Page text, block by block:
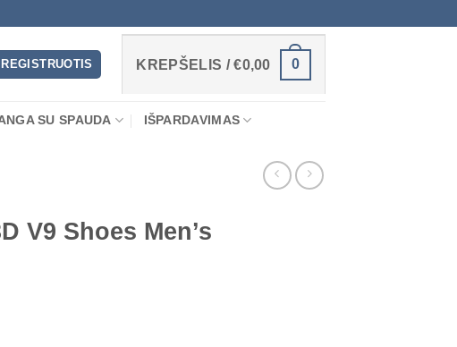
KREPŠELIS /€0,00 0
SU SPAUDA IŠPARDAVIMAS
V9 Shoes Men’s